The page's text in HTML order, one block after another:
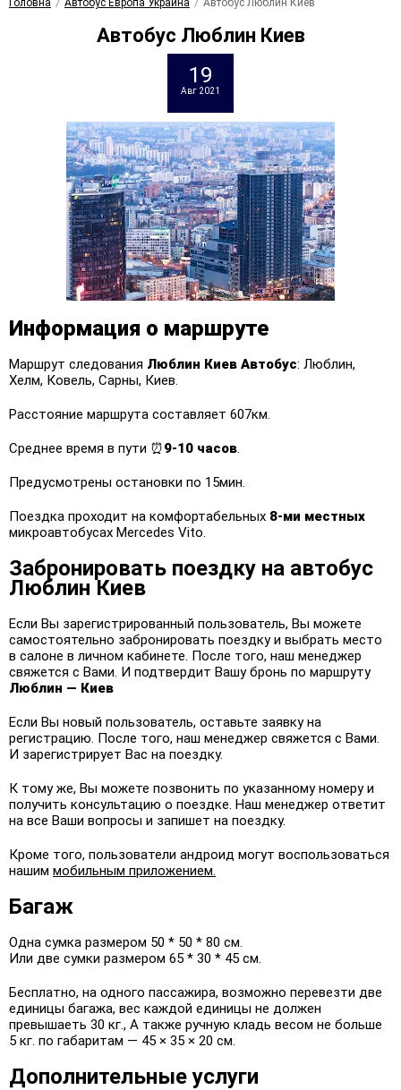
Автобус Люблин Киев
19
Авг 2021
Информация о маршруте
Маршрут следования Люблин Киев Автобус: Люблин,
Хелм, Ковель, Сарны, Киев.
Расстояние маршрута составляет 607км.
Среднее время в пути ⏰9-10 часов.
Предусмотрены остановки по 15мин.
Поездка проходит на комфортабельных 8-ми местных
микроавтобусах Mercedes Vito.
Забронировать поездку на автобус
Люблин Киев
Если Вы зарегистрированный пользователь, Вы можете
самостоятельно забронировать поездку и выбрать место
в салоне в личном кабинете. После того, наш менеджер
свяжется с Вами. И подтвердит Вашу бронь по маршруту
Люблин — Киев
Если Вы новый пользователь, оставьте заявку на
регистрацию. После того, наш менеджер свяжется с Вами.
И зарегистрирует Вас на поездку.
К тому же, Вы можете позвонить по указанному номеру и
получить консультацию о поездке. Наш менеджер ответит
на все Ваши вопросы и запишет на поездку.
Кроме того, пользователи андроид могут воспользоваться
нашим мобильным приложением.
Багаж
Одна сумка размером 50 * 50 * 80 см.
Или две сумки размером 65 * 30 * 45 см.
Бесплатно, на одного пассажира, возможно перевезти две
единицы багажа, вес каждой единицы не должен
превышаеть 30 кг., А также ручную кладь весом не больше
5 кг. по габаритам — 45 × 35 × 20 см.
Дополнительные услуги